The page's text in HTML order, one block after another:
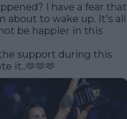
I have a fear that
about to wake up. It's all
be happier in this
support during this
it..🫶🫶🫶